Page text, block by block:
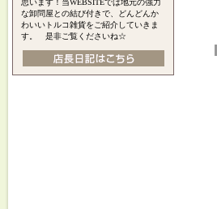
思います！当WEBSITEでは地元の強力
な卸問屋との結び付きで、どんどんか
わいいトルコ雑貨をご紹介していきま
す。 是非ご覧くださいね☆